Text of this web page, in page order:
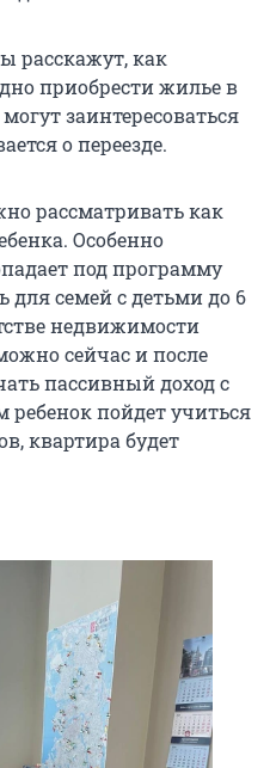
расскажут, как
приобрести жилье в
заинтересоваться
о переезде.
рассматривать как
Особенно
под программу
для семей с детьми до 6
недвижимости
сейчас и после
пассивный доход с
пойдет учиться
квартира будет